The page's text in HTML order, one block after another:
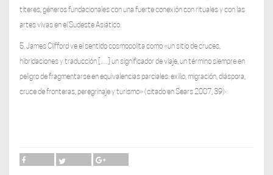
títeres, géneros fundacionales con una fuerte conexión con rituales y con las
artes vivas en el Sudeste Asiático.
5. James Clifford ve el sentido cosmopolita como «un sitio de cruces,
hibridaciones y traducción […] un significador de viaje, un término siempre en
peligro de fragmentarse en equivalencias parciales: exilio, migración, diáspora,
cruce de fronteras, peregrinaje y turismo» (citado en Sears 2007, 39).